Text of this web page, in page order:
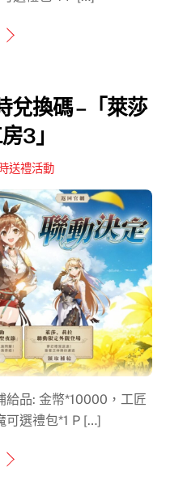
兌換碼 –「萊莎
3」
送禮活動
給品: 金幣*10000，工匠
可選禮包*1 P […]